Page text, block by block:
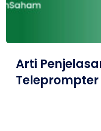
Arti